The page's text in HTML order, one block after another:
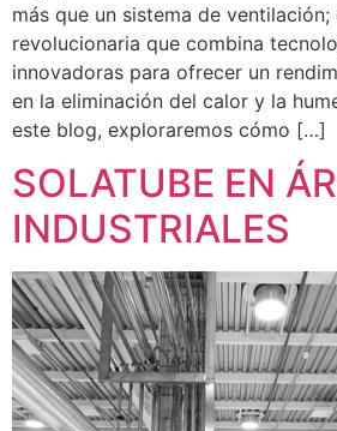
más que un sistema de ventilación;
revolucionaria que combina
innovadoras para ofrecer un
en la eliminación del calor y la
este blog, exploraremos cómo […]
SOLATUBE EN
INDUSTRIALES